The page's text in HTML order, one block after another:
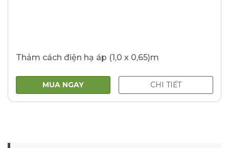
Thảm cách điện hạ áp (1,0 x 0,65)m
MUA NGAY CHI TIẾT